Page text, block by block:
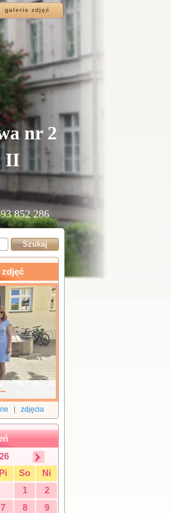
galerie zdjęć
nr 2
II
852 286
zdjęć
zdjęcia
Pi So
Ni
1
2
7 8
9